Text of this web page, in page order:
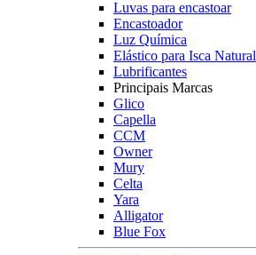
Luvas para encastoar
Encastoador
Luz Química
Elástico para Isca Natural
Lubrificantes
Principais Marcas
Glico
Capella
CCM
Owner
Mury
Celta
Yara
Alligator
Blue Fox